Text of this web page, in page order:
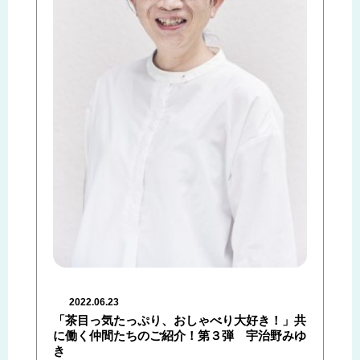
2022.06.23
「茶目っ気たっぷり、おしゃべり大好き！」共
に働く仲間たちのご紹介！第３弾 宇治野みゆ
き